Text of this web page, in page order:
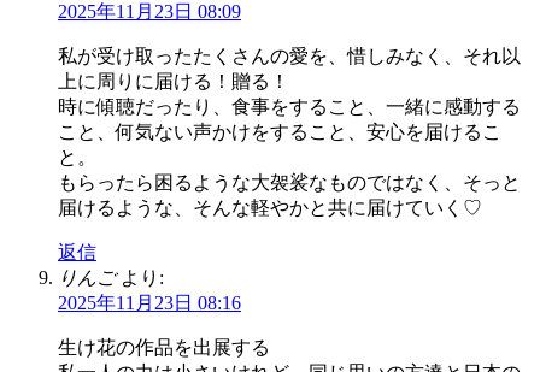
2025年11月23日 08:09
私が受け取ったたくさんの愛を、惜しみなく、それ以
上に周りに届ける！贈る！
時に傾聴だったり、食事をすること、一緒に感動する
こと、何気ない声かけをすること、安心を届けるこ
と。
もらったら困るような大袈裟なものではなく、そっと
届けるような、そんな軽やかと共に届けていく♡
返信
りんご より:
2025年11月23日 08:16
生け花の作品を出展する